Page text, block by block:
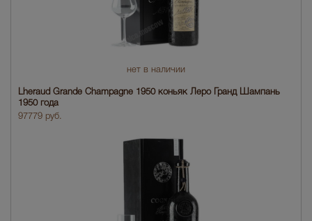
нет в наличии
Lheraud Grande Champagne 1950 коньяк Леро Гранд Шампань
1950 года
97779 руб.